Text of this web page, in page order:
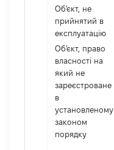
Об'єкт, не
прийнятий в
експлуатацію
Об'єкт, право
власності на
який не
зареєстроване
в
установленому
законом
порядку